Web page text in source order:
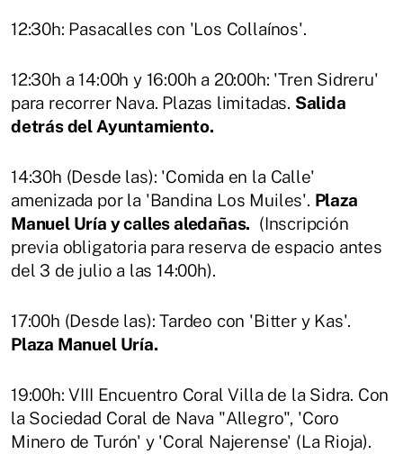
12:30h: Pasacalles con 'Los Collaínos'.
12:30h a 14:00h y 16:00h a 20:00h: 'Tren Sidreru'
para recorrer Nava. Plazas limitadas. Salida
detrás del Ayuntamiento.
14:30h (Desde las): 'Comida en la Calle'
amenizada por la 'Bandina Los Muiles'. Plaza
Manuel Uría y calles aledañas. (Inscripción
previa obligatoria para reserva de espacio antes
del 3 de julio a las 14:00h).
17:00h (Desde las): Tardeo con 'Bitter y Kas'.
Plaza Manuel Uría.
19:00h: VIII Encuentro Coral Villa de la Sidra. Con
la Sociedad Coral de Nava "Allegro", 'Coro
Minero de Turón' y 'Coral Najerense' (La Rioja).